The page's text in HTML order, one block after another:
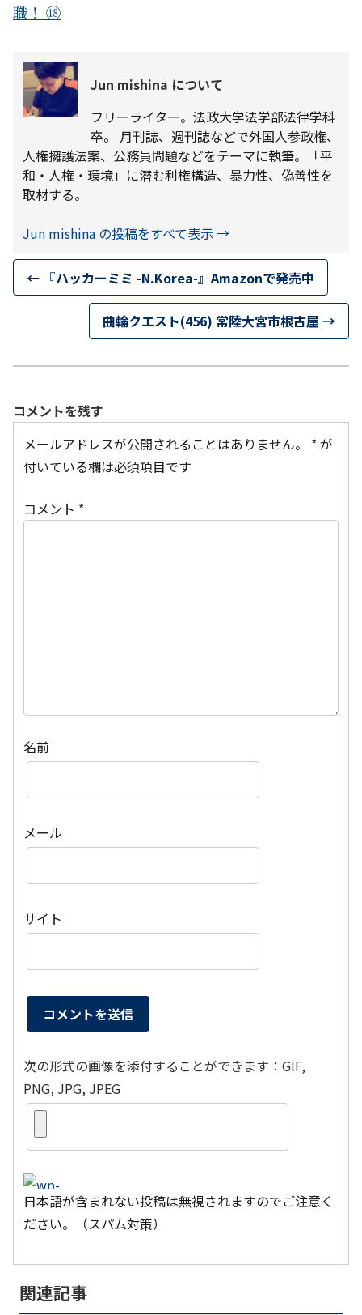
職！ ⑱
Jun mishina について
フリーライター。法政大学法学部法律学科
卒。 月刊誌、週刊誌などで外国人参政権、
人権擁護法案、公務員問題などをテーマに執筆。「平
和・人権・環境」に潜む利権構造、暴力性、偽善性を
取材する。
Jun mishina の投稿をすべて表示 →
← 『ハッカーミミ -N.Korea-』Amazonで発売中
曲輪クエスト(456) 常陸大宮市根古屋 →
コメントを残す
メールアドレスが公開されることはありません。
*が
付いている欄は必須項目です
コメント *
名前
メール
サイト
次の形式の画像を添付することができます：GIF,
PNG, JPG, JPEG
日本語が含まれない投稿は無視されますのでご注意く
ださい。（スパム対策）
関連記事